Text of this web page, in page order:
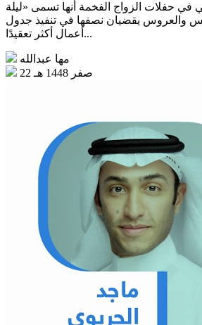
حفلات الزواج الفخمة أنها تسمى «ليلة
والعروس يقضيان نصفها في تنفيذ جدول
أعمال أكثر تعقيدًا...
مها عبدالله
22 صفر 1448 هـ